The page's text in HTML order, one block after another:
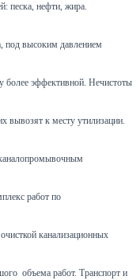
песка, нефти, жира.
под высоким давлением
более эффективной. Нечистоты
вывозят к месту утилизации.
работ по
канализационных
объема работ. Транспорт и